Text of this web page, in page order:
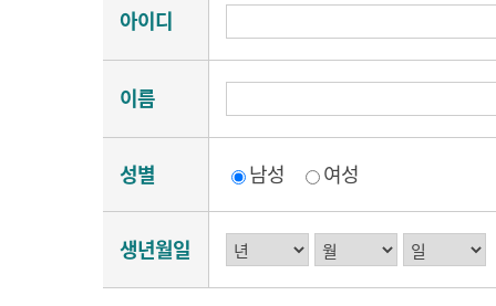
아이디
이름
성별 남성 여성
생년월일